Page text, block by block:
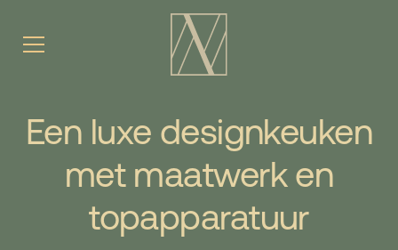
Een luxe designkeuken
met maatwerk en
topapparatuur